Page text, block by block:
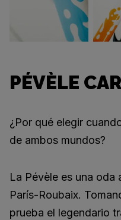
PÉVÈLE
¿Por qué elegir
de ambos mundos?
La Pévèle es una
París-Roubaix.
prueba el legendario